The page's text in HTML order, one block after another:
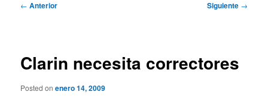
Navegación
← Anterior Siguiente →
Clarin necesita correctores
Posted onenero 14, 2009